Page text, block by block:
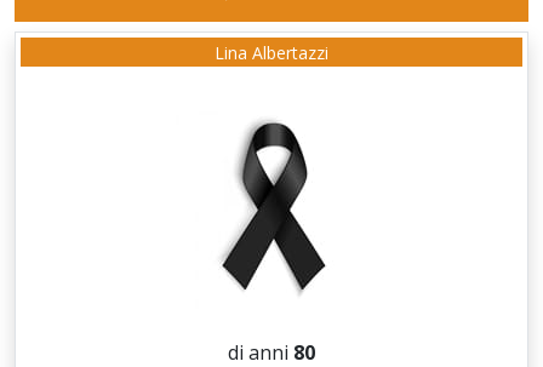
Lina Albertazzi
di anni 80